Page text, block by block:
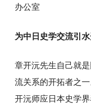
办公室
为中日史学交流引
章开沅先生自己就
流关系的开拓者之
开沅师应日本史学